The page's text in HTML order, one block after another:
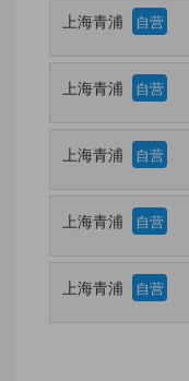
上海青浦 自营
上海青浦 自营
上海青浦 自营
上海青浦 自营
上海青浦 自营